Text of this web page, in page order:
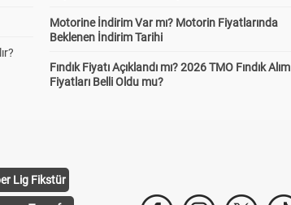
Motorine İndirim Var mı? Motorin Fiyatlarında
Beklenen İndirim Tarihi
Fındık Fiyatı Açıklandı mı? 2026 TMO Fındık Alım
Fiyatları Belli Oldu mu?
Lig Fikstür